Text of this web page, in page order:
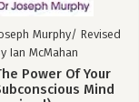
Murphy/ Revised
Ian McMahan
Power Of Your
Mind